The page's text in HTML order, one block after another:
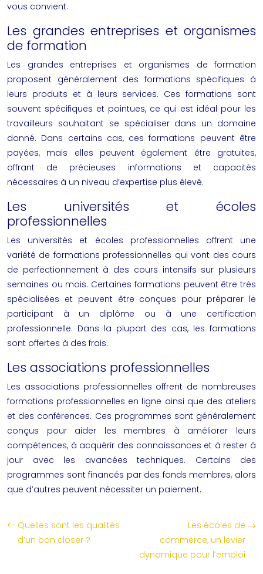
vous convient.
Les grandes entreprises et organismes
de formation
Les grandes entreprises et organismes de formation
proposent généralement des formations spécifiques à
leurs produits et à leurs services. Ces formations sont
souvent spécifiques et pointues, ce qui est idéal pour les
travailleurs souhaitant se spécialiser dans un domaine
donné. Dans certains cas, ces formations peuvent être
payées, mais elles peuvent également être gratuites,
offrant de précieuses informations et capacités
nécessaires à un niveau d’expertise plus élevé.
Les universités et écoles
professionnelles
Les universités et écoles professionnelles offrent une
variété de formations professionnelles qui vont des cours
de perfectionnement à des cours intensifs sur plusieurs
semaines ou mois. Certaines formations peuvent être très
spécialisées et peuvent être conçues pour préparer le
participant à un diplôme ou à une certification
professionnelle. Dans la plupart des cas, les formations
sont offertes à des frais.
Les associations professionnelles
Les associations professionnelles offrent de nombreuses
formations professionnelles en ligne ainsi que des ateliers
et des conférences. Ces programmes sont généralement
conçus pour aider les membres à améliorer leurs
compétences, à acquérir des connaissances et à rester à
jour avec les avancées techniques. Certains des
programmes sont financés par des fonds membres, alors
que d’autres peuvent nécessiter un paiement.
Quelles sont les qualités
d’un bon closer ?
Les écoles de
commerce, un levier
dynamique pour l’emploi